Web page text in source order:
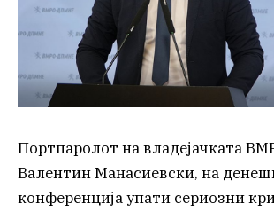
Портпаролот на владејачката
Валентин Манасиевски, на
конференција упати сериозни